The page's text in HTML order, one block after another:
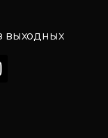
выходных